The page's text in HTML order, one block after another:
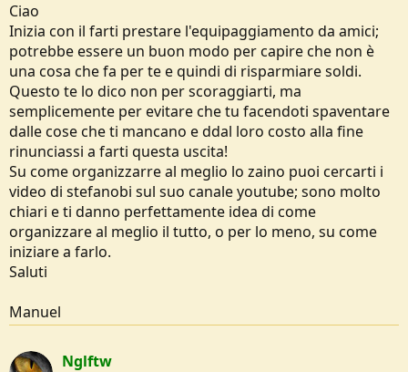
Ciao
Inizia con il farti prestare l'equipaggiamento da amici;
potrebbe essere un buon modo per capire che non è
una cosa che fa per te e quindi di risparmiare soldi.
Questo te lo dico non per scoraggiarti, ma
semplicemente per evitare che tu facendoti spaventare
dalle cose che ti mancano e ddal loro costo alla fine
rinunciassi a farti questa uscita!
Su come organizzarre al meglio lo zaino puoi cercarti i
video di stefanobi sul suo canale youtube; sono molto
chiari e ti danno perfettamente idea di come
organizzare al meglio il tutto, o per lo meno, su come
iniziare a farlo.
Saluti
Manuel
Nglftw